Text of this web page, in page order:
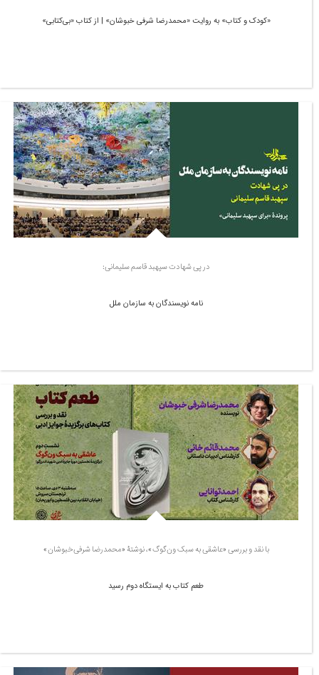
«کودک و کتاب» به روایت «محمدرضا شرفی خبوشان» | از کتاب «بی‌کتابی»
در پی شهادت سپهبد قاسم سلیمانی:
نامه نویسندگان به سازمان ملل
با نقد و بررسی «عاشقی به سبک ون‌گوگ»، نوشتۀ «محمدرضا شرفی‌خبوشان»
طعم کتاب به ایستگاه دوم رسید